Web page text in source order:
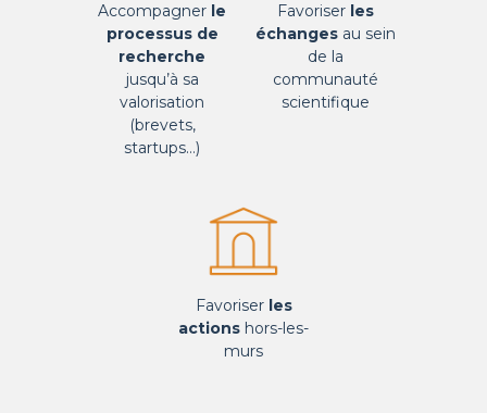
Accompagner le
processus de
recherche
jusqu’à sa
valorisation
(brevets,
startups…)
Favoriser les
échangesau sein
de la
communauté
scientifique
Favoriser les
actions hors-les-
murs